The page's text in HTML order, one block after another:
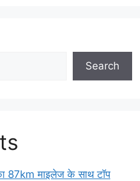
Search
87km माइलेज के साथ टॉप